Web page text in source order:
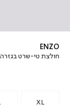
ENZO
חולצת טי-שרט
XL